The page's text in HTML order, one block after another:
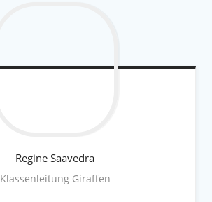
Regine Saavedra
Klassenleitung Giraffen